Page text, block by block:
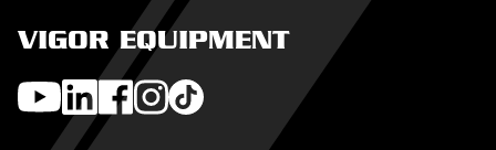
VIGOR EQUIPMENT